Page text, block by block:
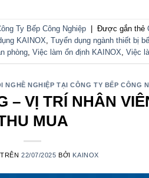
Ty Bếp Công Nghiệp Được gắn thẻ
KAINOX, Tuyển dụng ngành thiết bị
phòng, Việc làm ổn định KAINOX, Việc
NGHỀ NGHIỆP TẠI CÔNG TY BẾP CÔNG
– VỊ TRÍ NHÂN
MUA
22/07/2025 BỞI KAINOX